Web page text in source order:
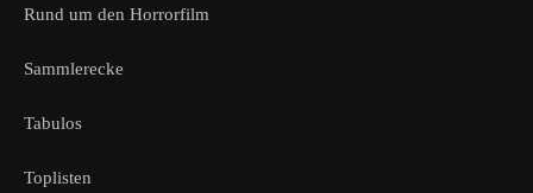
Rund um den Horrorfilm
Sammlerecke
Tabulos
Toplisten